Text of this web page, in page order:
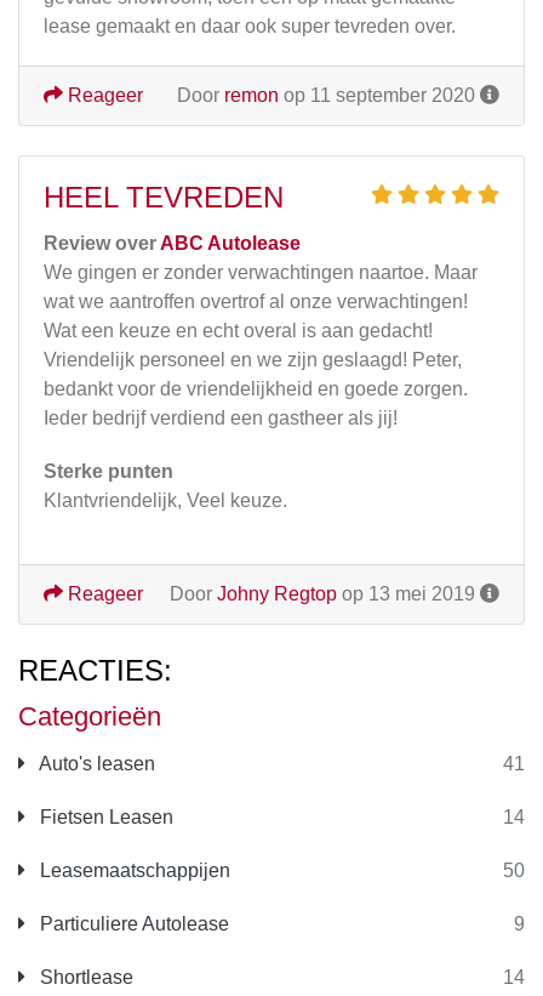
Categorieën
Auto's leasen 41
Fietsen Leasen 14
Leasemaatschappijen 50
Particuliere Autolease 9
Shortlease 14
lease gemaakt en daar ook super tevreden over.
Door remon op 11 september 2020
Reageer
HEEL TEVREDEN
Review overABC Autolease
We gingen er zonder verwachtingen naartoe. Maar
wat we aantroffen overtrof al onze verwachtingen!
Wat een keuze en echt overal is aan gedacht!
Vriendelijk personeel en we zijn geslaagd! Peter,
bedankt voor de vriendelijkheid en goede zorgen.
Ieder bedrijf verdiend een gastheer als jij!
Sterke punten
Klantvriendelijk, Veel keuze.
Door Johny Regtop op 13 mei 2019
Reageer
REACTIES: